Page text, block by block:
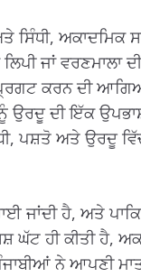
ਸਿੰਧੀ, ਅਕਾਦਮਿਕ
ਜਾਂ ਵਰਣਮਾਲਾ
ਕਰਨ ਦੀ ਆਗਿਆ
ਉਰਦੂ ਦੀ ਇੱਕ
ਪਸ਼ਤੋ ਅਤੇ ਉਰਦੂ
ਜਾਂਦੀ ਹੈ, ਅਤੇ
ਘੱਟ ਹੀ ਕੀਤੀ ਹੈ,
ਨੇ ਆਪਣੀ